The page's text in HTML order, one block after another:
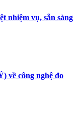
nhiệm vụ, sẵn sàng
về công nghệ đo